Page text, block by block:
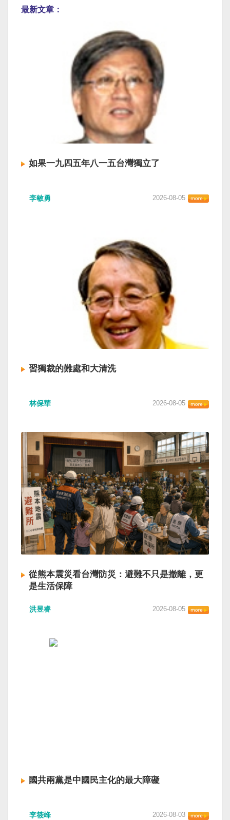
最新文章：
如果一九四五年八一五台灣獨立了
李敏勇 2026-08-05
習獨裁的難處和大清洗
林保華 2026-08-05
從熊本震災看台灣防災：避難不只是撤離，更
是生活保障
洪昱睿 2026-08-05
國共兩黨是中國民主化的最大障礙
李筱峰 2026-08-03